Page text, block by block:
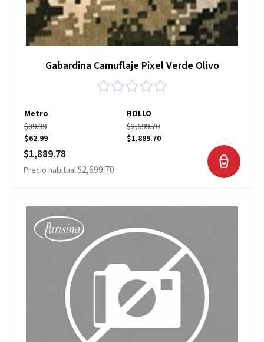
Gabardina Camuflaje Pixel Verde Olivo
Metro
ROLLO
$89.99
$62.99
$2,699.70
$1,889.70
Precio especial
$1,889.78
Precio habitual$2,699.70